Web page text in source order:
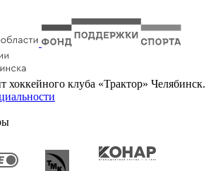
клуба «Трактор» Челябинск.